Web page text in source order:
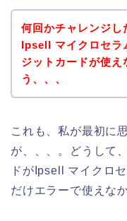
何回かチャレンジし
Ipsell マイクロセラ
ジットカードが使え
う、、、
これも、私が最初に
が、、、。どうして
ドがIpsell マイクロ
だけエラーで使えな